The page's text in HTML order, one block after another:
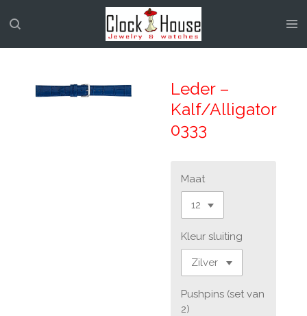
direct
Leder –
Kalf/Alligator
0333
Maat
Kleur sluiting
Pushpins (set van
2)